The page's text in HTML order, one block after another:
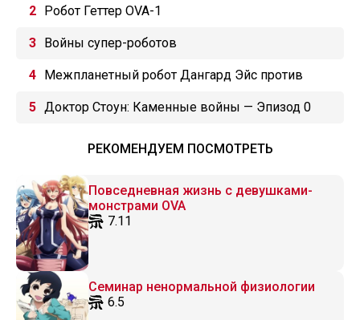
Робот Геттер OVA-1
Войны супер-роботов
Межпланетный робот Дангард Эйс против
армии роботов-насекомых
Доктор Стоун: Каменные войны — Эпизод 0
РЕКОМЕНДУЕМ ПОСМОТРЕТЬ
Повседневная жизнь с девушками-
монстрами OVA
7.11
Семинар ненормальной физиологии
6.5